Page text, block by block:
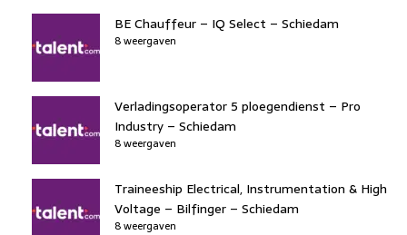
BE Chauffeur – IQ Select – Schiedam
8 weergaven
Verladingsoperator 5 ploegendienst – Pro
Industry – Schiedam
8 weergaven
Traineeship Electrical, Instrumentation & High
Voltage – Bilfinger – Schiedam
8 weergaven